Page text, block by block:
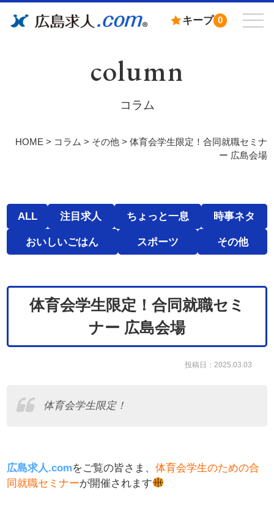
キープ 0
column
コラム
HOME> コラム > その他> 体育会学生限定！合同就職セミナ
ー 広島会場
ALL 注目求人 ちょっと一息 時事ネタ
おいしいごはん スポーツ その他
体育会学生限定！合同就職セミ
ナー 広島会場
投稿日：2025.03.03
体育会学生限定！
広島求人.comをご覧の皆さま、体育会学生のための合
同就職セミナーが開催されます